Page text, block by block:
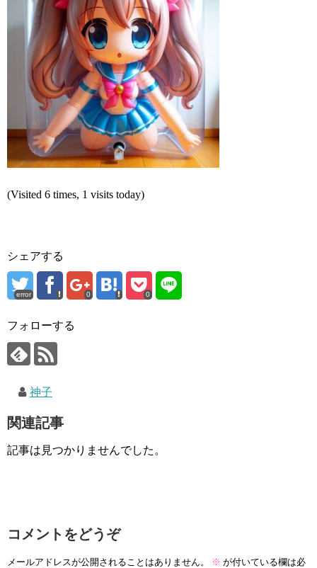
(Visited 6 times, 1 visits today)
シェアする
error 0 0
フォローする
神子
関連記事
記事は見つかりませんでした。
コメントをどうぞ
メールアドレスが公開されることはありません。 ※ が付いている欄は必